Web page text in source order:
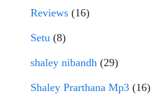
Reviews (16)
Setu (8)
shaley nibandh (29)
Shaley Prarthana Mp3 (16)